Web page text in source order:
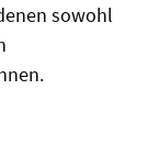
sowohl